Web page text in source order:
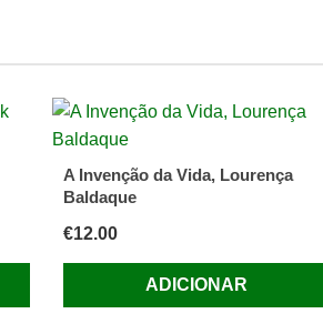
A Invenção da Vida, Lourença
Baldaque
€12.00
ADICIONAR